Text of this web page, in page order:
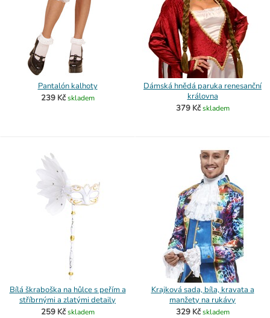
Pantalón kalhoty
239 Kč skladem
Dámská hnědá paruka renesanční
královna
379 Kč skladem
Bílá škraboška na hůlce s peřím a
stříbrnými a zlatými detaily
259 Kč skladem
Krajková sada, bíla, kravata a
manžety na rukávy
329 Kč skladem